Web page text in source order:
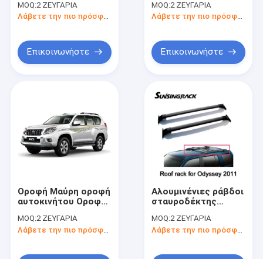
Σετ στέγη ράκ για
αποσκευές Nissan
MOQ:2 ΖΕΥΓΑΡΙΑ
Λάβετε την πιο πρόσφατη τιμή
Επικοινωνήστε
πάνω ράφι
αποσκευών για
MOQ:2 ΖΕΥΓΑΡΙΑ
Λάβετε την πιο πρόσφατη τιμή
Επικοινωνήστε
Οροφή Μαύρη οροφή
αυτοκινήτου Οροφή
αποσκευών για την
Toyota Prado
MOQ:2 ΖΕΥΓΑΡΙΑ
Λάβετε την πιο πρόσφατη τιμή
Αλουμινένιες ράβδοι
σταυροδέκτης
την HONDA ODYSSEY
2011
MOQ:2 ΖΕΥΓΑΡΙΑ